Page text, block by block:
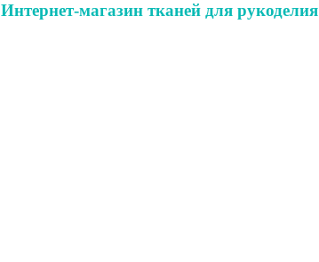
Интернет-магазин тканей для рукоделия